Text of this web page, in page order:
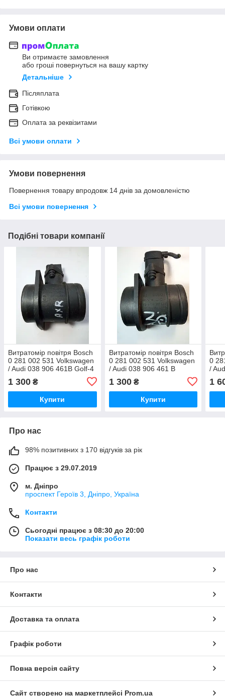
Умови оплати
Ви отримаєте замовлення
або гроші повернуться на вашу картку
Детальніше
Післяплата
Готівкою
Оплата за реквізитами
Всі умови оплати
Умови повернення
Повернення товару впродовж 14 днів за домовленістю
Всі умови повернення
Подібні товари компанії
Витратомір повітря Bosch
0 281 002 531 Volkswagen
/ Audi 038 906 461B Golf-4
1 300 ₴
Купити
Витратомір повітря Bosch
0 281 002 531 Volkswagen
/ Audi 038 906 461 B
1 300₴
Купити
0
/
1
Про нас
98% позитивних з 170 відгуків за рік
Працює з 29.07.2019
м. Дніпро
проспект Героїв 3, Дніпро, Україна
Контакти
Сьогодні працює з 08:30 до 20:00
Показати весь графік роботи
Про нас
Контакти
Доставка та оплата
Графік роботи
Повна версія сайту
Сайт створено на маркетплейсі Prom.ua